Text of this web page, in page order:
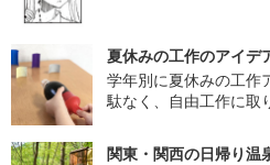
夏休みの工作のアイデ
学年別に夏休みの工作
駄なく、自由工作に取
関東・関西の日帰り温